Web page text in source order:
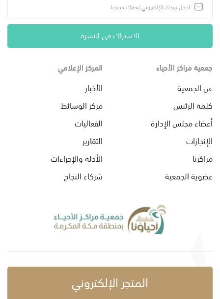
الاشتراك في النشرة
جمعية مراكز الأحياء
عن الجمعية
كلمة الرئيس
أعضاء مجلس الإدارة
الإنجازات
مراكزنا
عضوية الجمعية
المركز الإعلامي
الأخبار
مركز الوسائط
الفعاليات
التقارير
الأدلة والإجراءات
شركاء النجاح
المتجر الإلكتروني